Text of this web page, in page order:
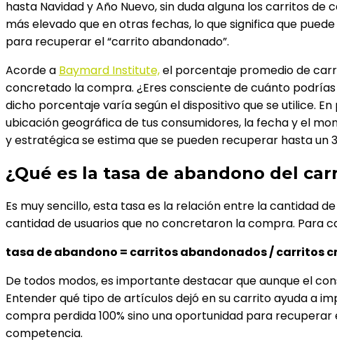
hasta Navidad y Año Nuevo, sin duda alguna los carritos
más elevado que en otras fechas, lo que significa que
para recuperar el “carrito abandonado”.
Acorde a Baymard Institute,el porcentaje promedio de
concretado la compra. ¿Eres consciente de cuánto
dicho porcentaje varía según el dispositivo que se utilice.
ubicación geográfica de tus consumidores, la fecha y el
y estratégica se estima que se pueden recuperar hasta un
¿Qué es la tasa de abandono del
Es muy sencillo, esta tasa es la relación entre la cantidad
cantidad de usuarios que no concretaron la compra. Para
tasa de abandono = carritos abandonados / carritos
De todos modos, es importante destacar que aunque el
Entender qué tipo de artículos dejó en su carrito ayuda a
compra perdida 100% sino una oportunidad para
competencia.